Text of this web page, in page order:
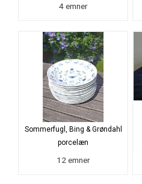
4 emner
Sommerfugl, Bing & Grøndahl
porcelæn
12 emner